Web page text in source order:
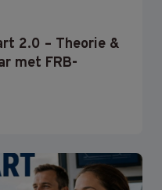
2.0 – Theorie &
met FRB-